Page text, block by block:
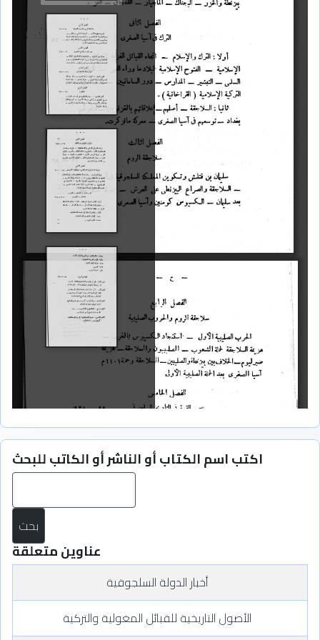
اكتب اسم الكتاب أو الناشر أو الكاتب للبحث
عناوين متعلقة
أخبار الدولة السلجوقية
الأصول التاريخية للقبائل المغولية والتركية